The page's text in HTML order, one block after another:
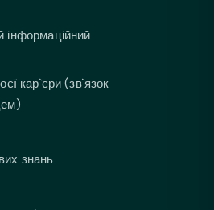
інформаційний
кар`єри (зв`язок
знань